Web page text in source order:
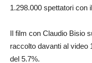
1.298.000 spettatori con
Il film con Claudio Bisio
raccolto davanti al video
del 5.7%.